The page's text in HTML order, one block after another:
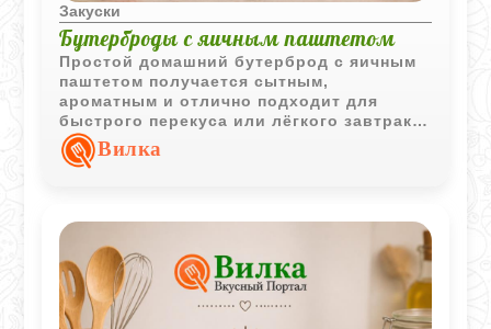
Закуски
Бутерброды с яичным паштетом
Простой домашний бутерброд с яичным
паштетом получается сытным,
ароматным и отлично подходит для
быстрого перекуса или лёгкого завтрака.
Нежная яичная масса с горчицей и
зелёным луком хорошо сочетается со
Вилка